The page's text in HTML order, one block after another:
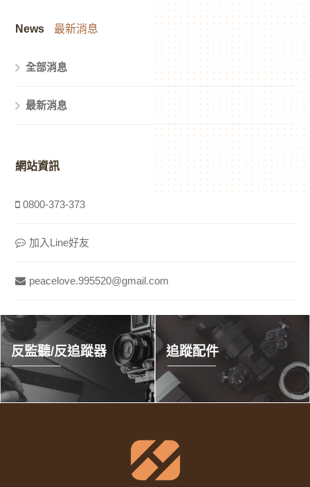
News 最新消息
全部消息
最新消息
網站資訊
0800-373-373
加入Line好友
peacelove.995520@gmail.com
反監聽/反追蹤器 追蹤配件